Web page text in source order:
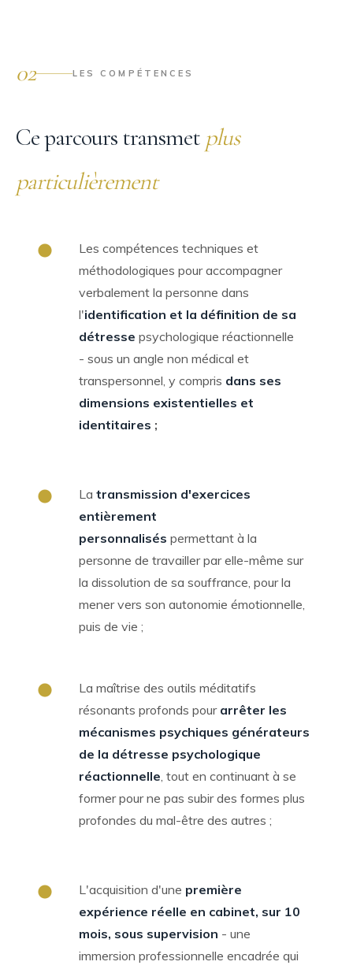
02 LES COMPÉTENCES
Ce parcours transmet plus
particulièrement
Les compétences techniques et
méthodologiques pour accompagner
verbalement la personne dans
l'identification et la définition de sa
détresse psychologique réactionnelle
- sous un angle non médical et
transpersonnel, y compris dans ses
dimensions existentielles et
identitaires ;
La transmission d'exercices
entièrement
personnalisés permettant à la
personne de travailler par elle-même sur
la dissolution de sa souffrance, pour la
mener vers son autonomie émotionnelle,
puis de vie ;
La maîtrise des outils méditatifs
résonants profonds pour arrêter les
mécanismes psychiques générateurs
de la détresse psychologique
réactionnelle, tout en continuant à se
former pour ne pas subir des formes plus
profondes du mal-être des autres ;
L'acquisition d'une première
expérience réelle en cabinet, sur 10
mois, sous supervision - une
immersion professionnelle encadrée qui